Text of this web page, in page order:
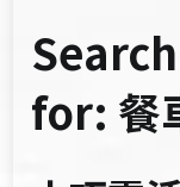
for: 餐